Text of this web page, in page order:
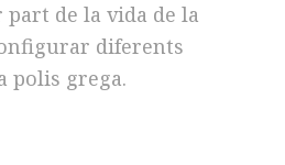
de la vida de la
diferents
polis grega.